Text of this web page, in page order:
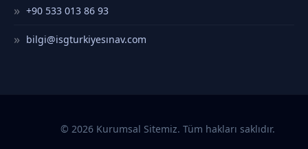
+90 533 013 86 93
bilgi@isgturkiyesınav.com
© 2026 Kurumsal Sitemiz. Tüm hakları saklıdır.